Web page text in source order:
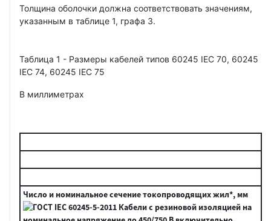
Толщина оболочки должна соответствовать значениям,
указанным в таблице 1, графа 3.
Таблица 1 - Размеры кабелей типов 60245 IEC 70, 60245
IEC 74, 60245 IEC 75
В миллиметрах
Число и номинальное сечение токопроводящих жил*, мм